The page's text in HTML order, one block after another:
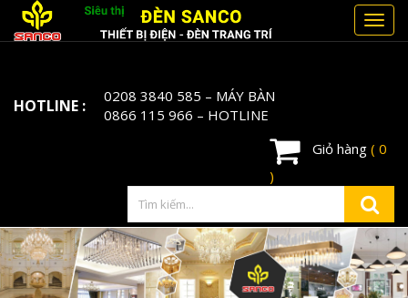
HOTLINE : 0208 3840 585 – MÁY BÀN
0866 115 966 – HOTLINE
Giỏ hàng ( 0
)